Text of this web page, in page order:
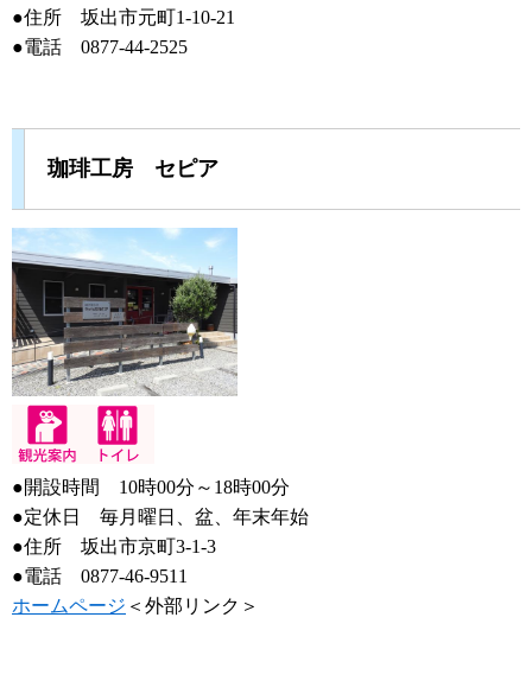
●住所 坂出市元町1-10-21
●電話 0877-44-2525
珈琲工房 セピア
●開設時間 10時00分～18時00分
●定休日 毎月曜日、盆、年末年始
●住所 坂出市京町3-1-3
●電話 0877-46-9511
ホームページ ＜外部リンク＞